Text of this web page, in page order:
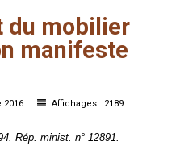
du mobilier
manifeste
2016 Affichages : 2189
Rép. minist. n° 12891.